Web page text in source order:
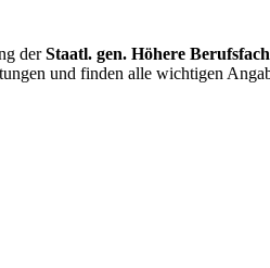
derStaatl. gen. Höhere
und finden alle wichtigen